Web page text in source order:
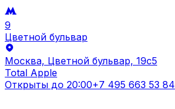
9
Цветной бульвар
Москва, Цветной бульвар, 19c5
Total Apple
Открыты до 20:00+7 495 663 53 84